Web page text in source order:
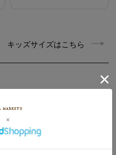
キッズサイズはこちら
レアーパンツ】